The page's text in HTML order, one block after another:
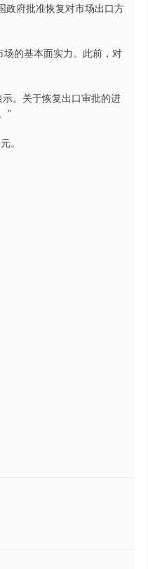
府批准恢复对市场出口方
的基本面实力。此前，对
。关于恢复出口审批的进
”
。